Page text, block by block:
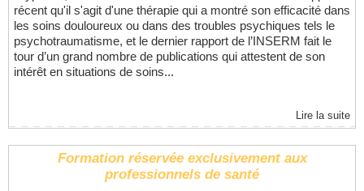
récent qu'il s'agit d'une thérapie qui a montré son efficacité dans
les soins douloureux ou dans des troubles psychiques tels le
psychotraumatisme, et le dernier rapport de l’INSERM fait le
tour d’un grand nombre de publications qui attestent de son
intérêt en situations de soins...
Lire la suite
Formation réservée exclusivement aux
professionnels de santé